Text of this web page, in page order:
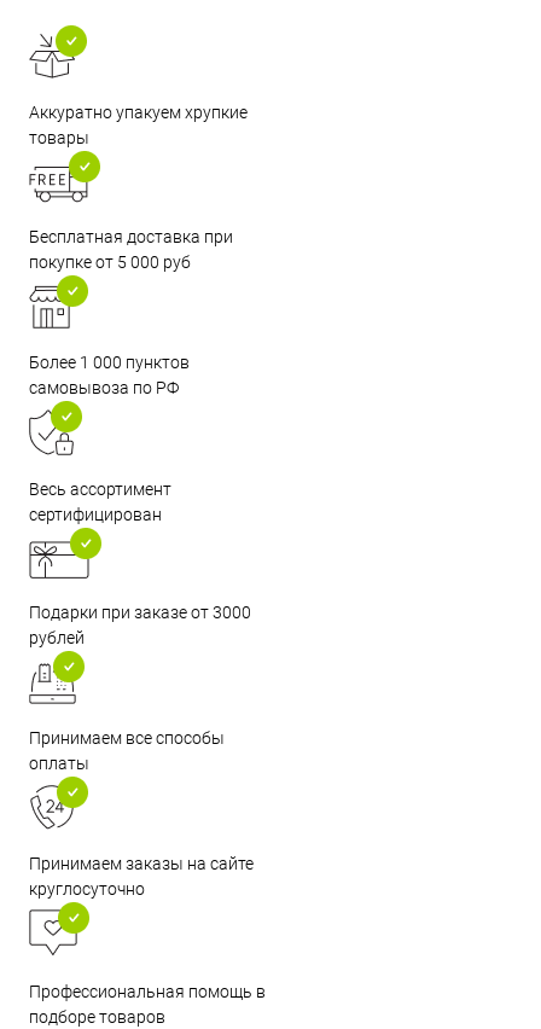
Аккуратно упакуем хрупкие
товары
Бесплатная доставка при
покупке от 5 000 руб
Более 1 000 пунктов
самовывоза по РФ
Весь ассортимент
сертифицирован
Подарки при заказе от 3000
рублей
Принимаем все способы
оплаты
Принимаем заказы на сайте
круглосуточно
Профессиональная помощь в
подборе товаров